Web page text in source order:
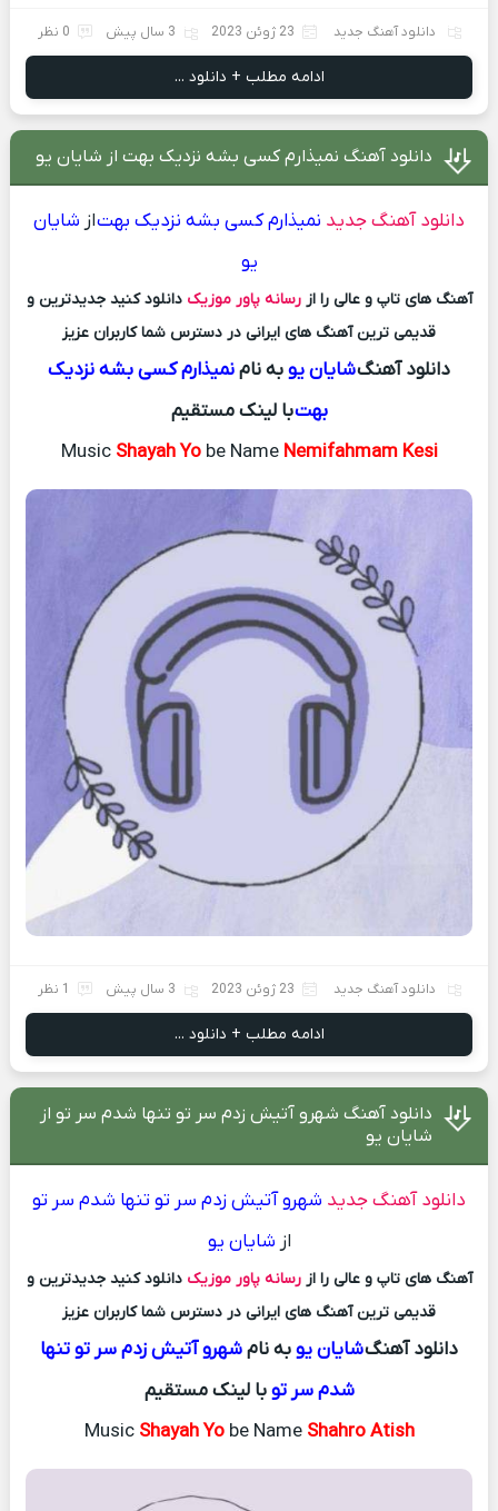
دانلود آهنگ جدید 23 ژوئن 2023 3 سال پیش 0 نظر
ادامه مطلب + دانلود ...
دانلود آهنگ نمیذارم کسی بشه نزدیک بهت از شایان یو
دانلود آهنگ جدید نمیذارم کسی بشه نزدیک بهتاز شایان
یو
آهنگ های تاپ و عالی را ازرسانه پاور موزیک دانلود کنید جدیدترین و
قدیمی ترین آهنگ های ایرانی در دسترس شما کاربران عزیز
دانلود آهنگشایان یوبه نامنمیذارم کسی بشه نزدیک
بهتبا لینک مستقیم
MusicShayah Yo be NameNemifahmam Kesi
دانلود آهنگ جدید 23 ژوئن 2023 3 سال پیش 1 نظر
ادامه مطلب + دانلود ...
دانلود آهنگ شهرو آتیش زدم سر تو تنها شدم سر تو از
شایان یو
دانلود آهنگ جدید شهرو آتیش زدم سر تو تنها شدم سر تو
از شایان یو
آهنگ های تاپ و عالی را ازرسانه پاور موزیک دانلود کنید جدیدترین و
قدیمی ترین آهنگ های ایرانی در دسترس شما کاربران عزیز
دانلود آهنگشایان یوبه نامشهرو آتیش زدم سر تو تنها
شدم سر توبا لینک مستقیم
MusicShayah Yo be NameShahro Atish